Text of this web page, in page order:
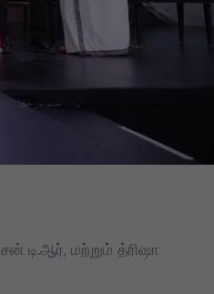
டி.ஆர், மற்றும் த்ரிஷா